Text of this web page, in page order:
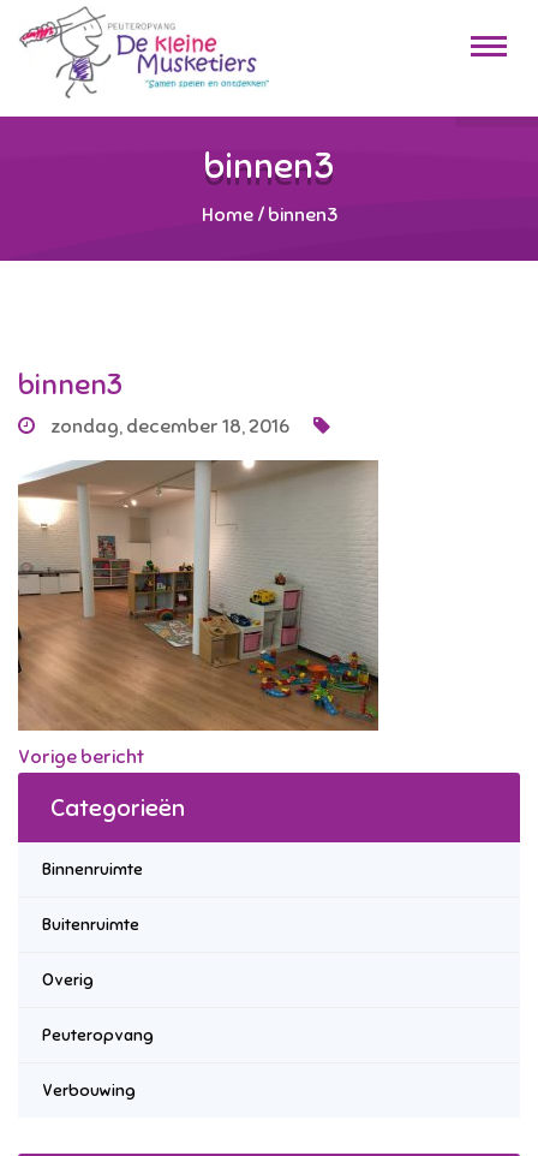
binnen3
Home / binnen3
binnen3
zondag, december 18, 2016
Vorige bericht
Categorieën
Binnenruimte
Buitenruimte
Overig
Peuteropvang
Verbouwing